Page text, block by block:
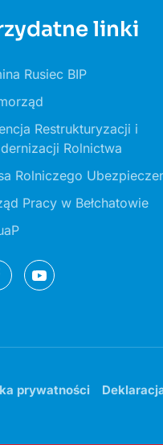
linki
Rusiec BIP
Restrukturyzacji i
Rolnictwa
Rolniczego
Pracy w Bełchatowie
prywatności